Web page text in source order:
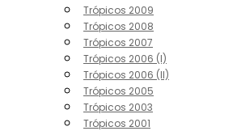
Trópicos 2009
Trópicos 2008
Trópicos 2007
Trópicos 2006 (I)
Trópicos 2006 (II)
Trópicos 2005
Trópicos 2003
Trópicos 2001